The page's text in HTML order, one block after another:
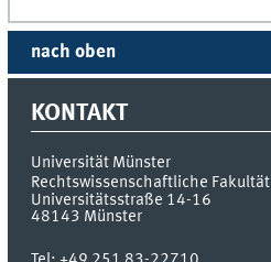
nach oben
KONTAKT
Universität Münster
Rechtswissenschaftliche Fakultät
Universitätsstraße 14-16
48143 Münster